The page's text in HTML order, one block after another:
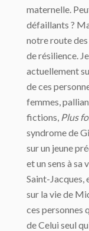
maternelle.
défaillants ?
notre route
de résilience.
actuellement
de ces
femmes,
fictions, Plus
syndrome de
sur un jeune
et un sens à sa
Saint-Jacques,
sur la vie de
ces personnes
de Celui seul